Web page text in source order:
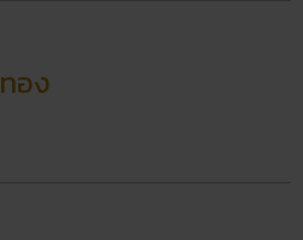
ตัวเลขมาแรง 3 ตัว 2 ตัว
สัปดาห์นี้